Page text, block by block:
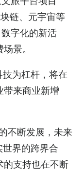
链、元宇宙等
字化的新活
景。
为杠杆，将在
带来商业新增
不断发展，未来
界的跨界合
的支持也在不断